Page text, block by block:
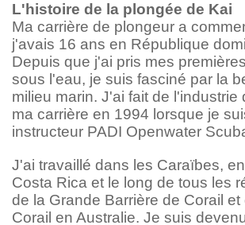
L'histoire de la plongée de Kai
Ma carrière de plongeur a
j'avais 16 ans en République
Depuis que j'ai pris mes
sous l'eau, je suis fasciné par la
milieu marin. J'ai fait de l'industrie
ma carrière en 1994 lorsque je
instructeur PADI Openwater
J'ai travaillé dans les Caraïbes,
Costa Rica et le long de tous les
de la Grande Barrière de Corail et
Corail en Australie. Je suis